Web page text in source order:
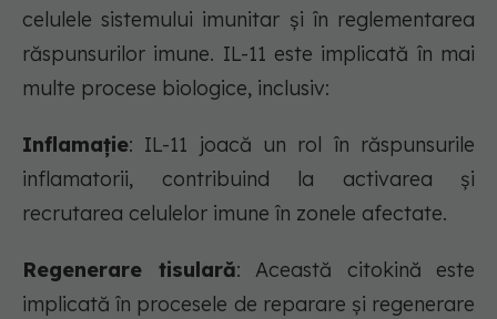
celulele sistemului imunitar și în reglementarea
răspunsurilor imune. IL-11 este implicată în mai
multe procese biologice, inclusiv:
Inflamație: IL-11 joacă un rol în răspunsurile
inflamatorii, contribuind la activarea și
recrutarea celulelor imune în zonele afectate.
Regenerare tisulară: Această citokină este
implicată în procesele de reparare și regenerare